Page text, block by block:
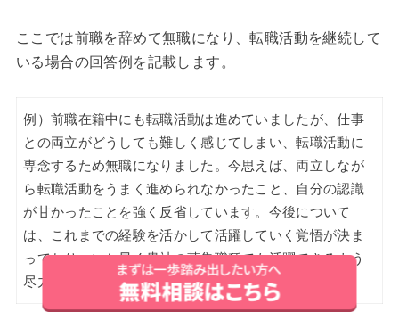
ここでは前職を辞めて無職になり、転職活動を継続して
いる場合の回答例を記載します。
例）前職在籍中にも転職活動は進めていましたが、仕事
との両立がどうしても難しく感じてしまい、転職活動に
専念するため無職になりました。今思えば、両立しなが
ら転職活動をうまく進められなかったこと、自分の認識
が甘かったことを強く反省しています。今後について
は、これまでの経験を活かして活躍していく覚悟が決ま
っており、いち早く貴社の募集職種でも活躍できるよう
尽力していく所存です。